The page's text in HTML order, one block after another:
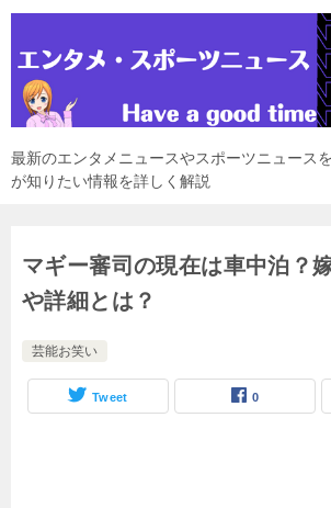
最新のエンタメニュースやスポーツニュース
が知りたい情報を詳しく解説
マギー審司の現在は車中泊？
や詳細とは？
芸能お笑い
Tweet 0